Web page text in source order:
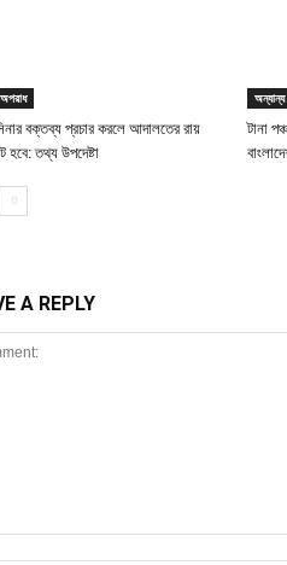
বক্তব্য প্রচার করলে আদালতের রায়
হবে: তথ্য উপদেষ্টা
টানা
A REPLY